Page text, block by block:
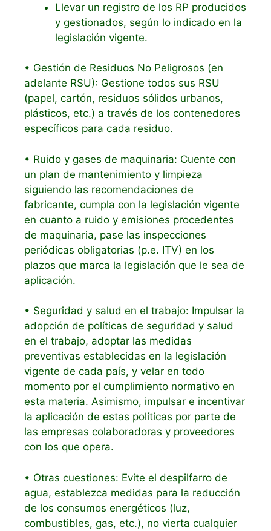
Llevar un registro de los RP producidos
y gestionados, según lo indicado en la
legislación vigente.
• Gestión de Residuos No Peligrosos (en
adelante RSU): Gestione todos sus RSU
(papel, cartón, residuos sólidos urbanos,
plásticos, etc.) a través de los contenedores
específicos para cada residuo.
• Ruido y gases de maquinaria: Cuente con
un plan de mantenimiento y limpieza
siguiendo las recomendaciones de
fabricante, cumpla con la legislación vigente
en cuanto a ruido y emisiones procedentes
de maquinaria, pase las inspecciones
periódicas obligatorias (p.e. ITV) en los
plazos que marca la legislación que le sea de
aplicación.
• Seguridad y salud en el trabajo: Impulsar la
adopción de políticas de seguridad y salud
en el trabajo, adoptar las medidas
preventivas establecidas en la legislación
vigente de cada país, y velar en todo
momento por el cumplimiento normativo en
esta materia. Asimismo, impulsar e incentivar
la aplicación de estas políticas por parte de
las empresas colaboradoras y proveedores
con los que opera.
• Otras cuestiones: Evite el despilfarro de
agua, establezca medidas para la reducción
de los consumos energéticos (luz,
combustibles, gas, etc.), no vierta cualquier